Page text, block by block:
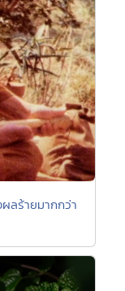
ลร้ายมากกว่า